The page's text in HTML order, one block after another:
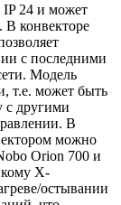
IP 24 и может
В конвекторе
с последними
Модель
т.е. может быть
с другими
В
можно
Orion 700 и
Х-
остывании